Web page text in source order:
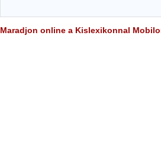
Maradjon online a Kislexikonnal